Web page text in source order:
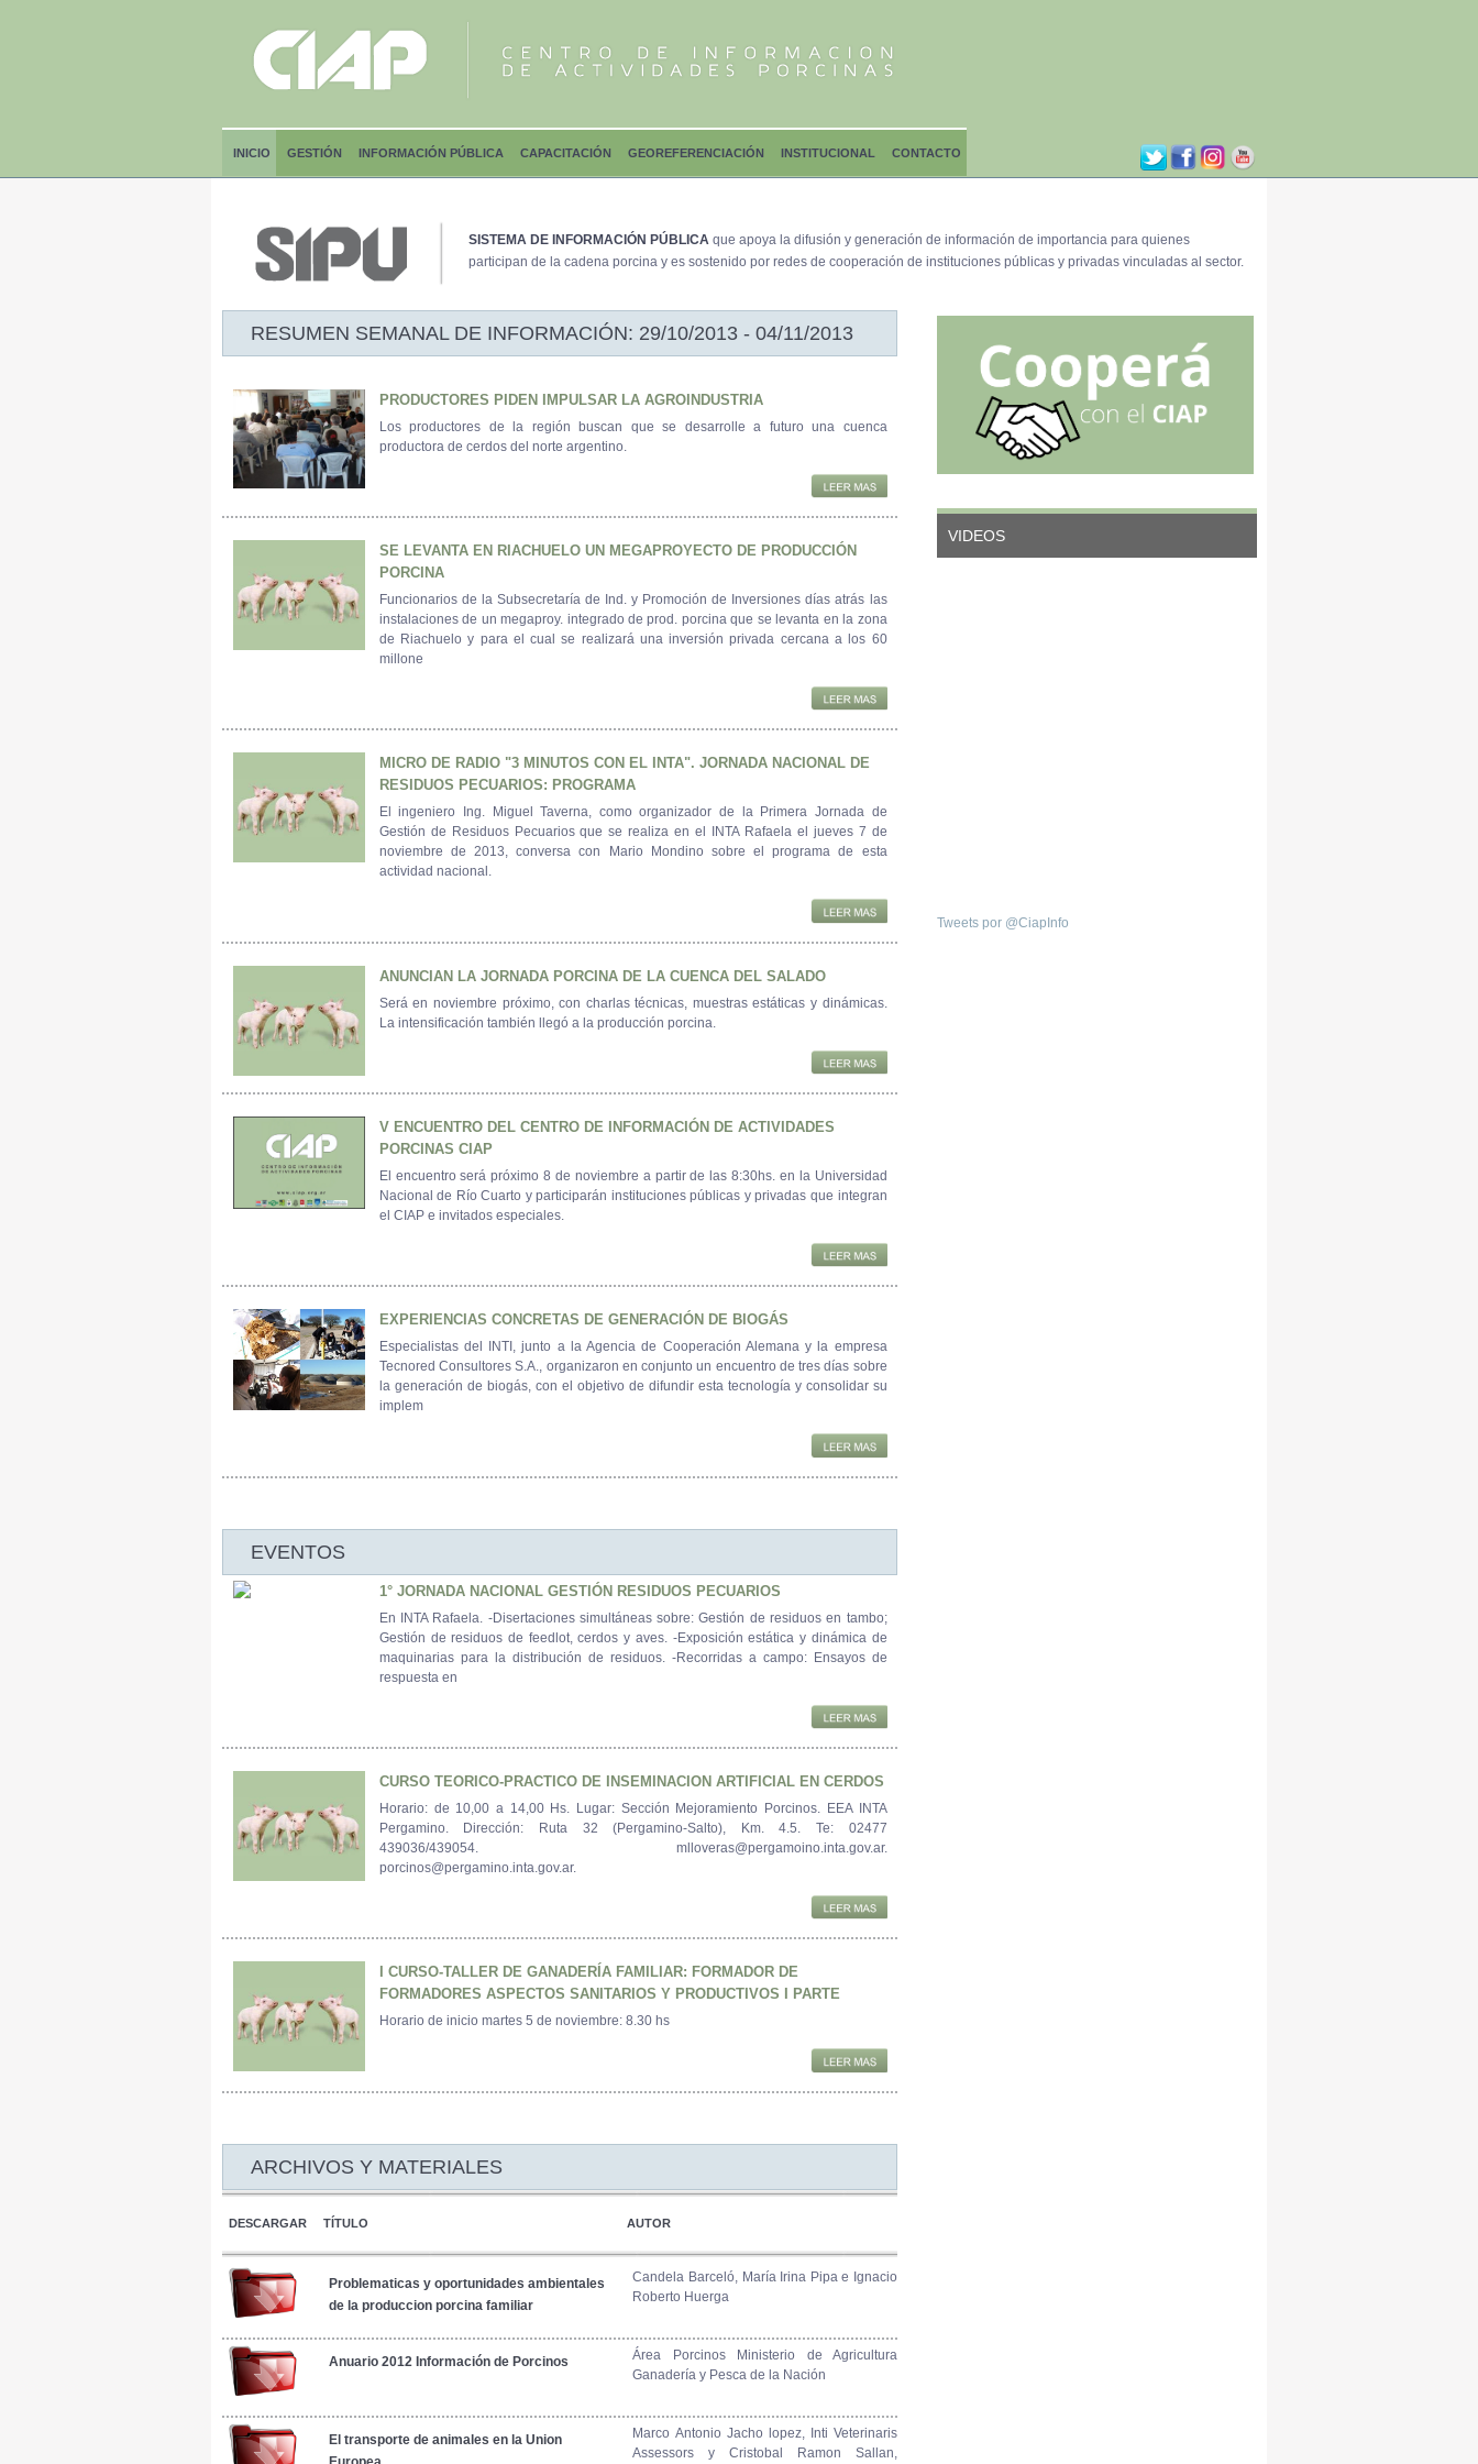
INICIO GESTIÓN INFORMACIÓN PÚBLICA CAPACITACIÓN GEOREFERENCIACIÓN INSTITUCIONAL CONTACTO
SISTEMA DE INFORMACIÓN PÚBLICAque apoya la difusión y generación de información de importancia para quienes
participan de la cadena porcina y es sostenido por redes de cooperación de instituciones públicas y privadas vinculadas al sector.
RESUMEN SEMANAL DE INFORMACIÓN: 29/10/2013 - 04/11/2013
PRODUCTORES PIDEN IMPULSAR LA AGROINDUSTRIA
Los productores de la región buscan que se desarrolle a futuro una cuenca
productora de cerdos del norte argentino.
SE LEVANTA EN RIACHUELO UN MEGAPROYECTO DE PRODUCCIÓN
PORCINA
Funcionarios de la Subsecretaría de Ind. y Promoción de Inversiones días atrás las
instalaciones de un megaproy. integrado de prod. porcina que se levanta en la zona
de Riachuelo y para el cual se realizará una inversión privada cercana a los 60
millone
MICRO DE RADIO "3 MINUTOS CON EL INTA". JORNADA NACIONAL DE
RESIDUOS PECUARIOS: PROGRAMA
El ingeniero Ing. Miguel Taverna, como organizador de la Primera Jornada de
Gestión de Residuos Pecuarios que se realiza en el INTA Rafaela el jueves 7 de
noviembre de 2013, conversa con Mario Mondino sobre el programa de esta
actividad nacional.
ANUNCIAN LA JORNADA PORCINA DE LA CUENCA DEL SALADO
Será en noviembre próximo, con charlas técnicas, muestras estáticas y dinámicas.
La intensificación también llegó a la producción porcina.
V ENCUENTRO DEL CENTRO DE INFORMACIÓN DE ACTIVIDADES
PORCINAS CIAP
El encuentro será próximo 8 de noviembre a partir de las 8:30hs. en la Universidad
Nacional de Río Cuarto y participarán instituciones públicas y privadas que integran
el CIAP e invitados especiales.
EXPERIENCIAS CONCRETAS DE GENERACIÓN DE BIOGÁS
Especialistas del INTI, junto a la Agencia de Cooperación Alemana y la empresa
Tecnored Consultores S.A., organizaron en conjunto un encuentro de tres días sobre
la generación de biogás, con el objetivo de difundir esta tecnología y consolidar su
implem
EVENTOS
1° JORNADA NACIONAL GESTIÓN RESIDUOS PECUARIOS
En INTA Rafaela. -Disertaciones simultáneas sobre: Gestión de residuos en tambo;
Gestión de residuos de feedlot, cerdos y aves. -Exposición estática y dinámica de
maquinarias para la distribución de residuos. -Recorridas a campo: Ensayos de
respuesta en
CURSO TEORICO-PRACTICO DE INSEMINACION ARTIFICIAL EN CERDOS
Horario: de 10,00 a 14,00 Hs. Lugar: Sección Mejoramiento Porcinos. EEA INTA
Pergamino. Dirección: Ruta 32 (Pergamino-Salto), Km. 4.5. Te: 02477
439036/439054. mlloveras@pergamoino.inta.gov.ar.
porcinos@pergamino.inta.gov.ar.
I CURSO-TALLER DE GANADERÍA FAMILIAR: FORMADOR DE
FORMADORES ASPECTOS SANITARIOS Y PRODUCTIVOS I PARTE
Horario de inicio martes 5 de noviembre: 8.30 hs
ARCHIVOS Y MATERIALES
DESCARGAR TÍTULO AUTOR
Problematicas y oportunidades ambientales
de la produccion porcina familiar
Candela Barceló, María Irina Pipa e Ignacio
Roberto Huerga
Anuario 2012 Información de Porcinos
Área Porcinos Ministerio de Agricultura
Ganadería y Pesca de la Nación
El transporte de animales en la Union
Marco Antonio Jacho lopez, Inti Veterinaris
Assessors y Cristobal Ramon Sallan,
VIDEOS
Tweets por @CiapInfo